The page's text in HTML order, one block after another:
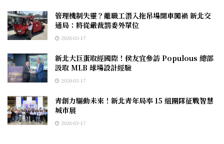
管理機制失靈？離職工潛入拖吊場開車闖禍 新北交
通局：將從嚴裁罰委外單位
2026-03-17
新北大巨蛋取經國際！侯友宜參訪 Populous 總部
汲取 MLB 球場設計經驗
2026-03-17
青創力驅動未來！新北青年局率 15 組團隊征戰智慧
城市展
2026-03-17